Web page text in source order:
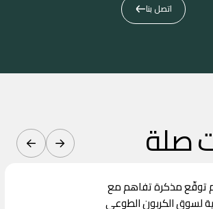
اتصل بنا
صلة
توقّع مذكرة تفاهم مع
لسوق الكربون الطوعي